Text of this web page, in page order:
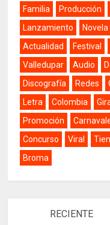
Familia
Producción
Lanzamiento
Novela
Actualidad
Festival
Valledupar
Audio
Discografía
Redes
Letra
Colombia
Promoción
Concurso
Viral
Broma
RECIENTE